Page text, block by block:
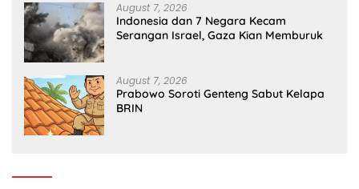
August 7, 2026
Indonesia dan 7 Negara Kecam
Serangan Israel, Gaza Kian Memburuk
August 7, 2026
Prabowo Soroti Genteng Sabut Kelapa
BRIN